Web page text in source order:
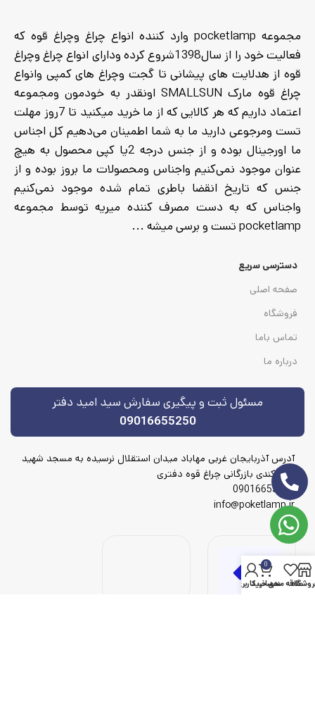
مجموعه pocketlamp وارد کننده انواع چراغ وچراغ قوه که
فعالیت خود را از سال1398شروع کرده ودارای انواع چراغ وچراغ
قوه از هدلایت های پیشانی تا گجت وچراغ های کمپی وانواع
چراغ قوه مارک SMALLSUN اونقدر به خودمون ومجموعه
اعتماد داریم که هر کالایی که از ما خرید میکنید تا 7روز مهلت
تست ومرجوعی دارید ما به شما اطمینان می‌دهیم کل اجناس
ما اورجینال بوده و از جنس درجه 2یا کپی محصول به هیچ
عنوان موجود نمی‌کنیم واجناس ومحصولات ما بروز بوده و از
جنس که تاریخ انقضا باطری تمام شده موجود نمی‌کنیم
واجناس که به دست مصرف کننده میریه توسط مجموعه
pocketlamp تست و برسی میشه ...
دسترسی سریع
صفحه اصلی
فروشگاه
تماس باما
درباره ما
مسئول ثبت و پیگیری سفارش سید امید دفتر
09016655250
آدرس آذربایجان غربی مهاباد میدان استقلال نرسیده به مسجد شهید
شهریکندی بازرگانی چراغ قوه دفتری
09016655250
info@poketlamp.ir
علاقه مندی
0
سبد خرید
حساب کاربری من